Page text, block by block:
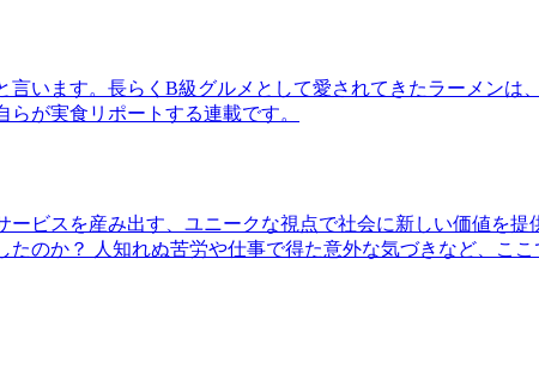
います。長らくB級グルメとして愛されてきたラーメンは
が実食リポートする連載です。
ビスを産み出す、ユニークな視点で社会に新しい価値を提
のか？ 人知れぬ苦労や仕事で得た意外な気づきなど、こ